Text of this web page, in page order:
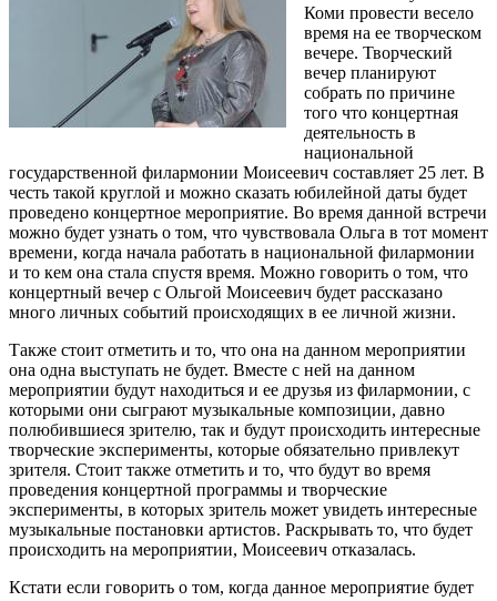
Коми провести весело
время на ее творческом
вечере. Творческий
вечер планируют
собрать по причине
того что концертная
деятельность в
национальной
государственной филармонии Моисеевич составляет 25 лет. В
честь такой круглой и можно сказать юбилейной даты будет
проведено концертное мероприятие. Во время данной встречи
можно будет узнать о том, что чувствовала Ольга в тот момент
времени, когда начала работать в национальной филармонии
и то кем она стала спустя время. Можно говорить о том, что
концертный вечер с Ольгой Моисеевич будет рассказано
много личных событий происходящих в ее личной жизни.
Также стоит отметить и то, что она на данном мероприятии
она одна выступать не будет. Вместе с ней на данном
мероприятии будут находиться и ее друзья из филармонии, с
которыми они сыграют музыкальные композиции, давно
полюбившиеся зрителю, так и будут происходить интересные
творческие эксперименты, которые обязательно привлекут
зрителя. Стоит также отметить и то, что будут во время
проведения концертной программы и творческие
эксперименты, в которых зритель может увидеть интересные
музыкальные постановки артистов. Раскрывать то, что будет
происходить на мероприятии, Моисеевич отказалась.
Кстати если говорить о том, когда данное мероприятие будет